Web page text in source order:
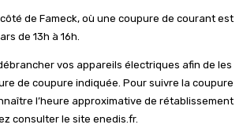
de Fameck, où une coupure de courant est
de 13h à 16h.
vos appareils électriques afin de les
de coupure indiquée. Pour suivre la coupure
l’heure approximative de rétablissement
consulter le site enedis.fr.